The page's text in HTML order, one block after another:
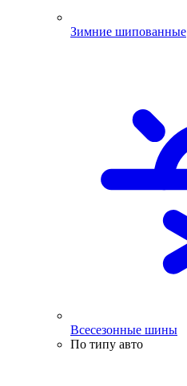
Зимние шипованные
Всесезонные шины
По типу авто